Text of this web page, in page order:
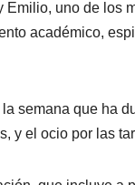
Emilio, uno de los
académico,
la semana que ha
y el ocio por las